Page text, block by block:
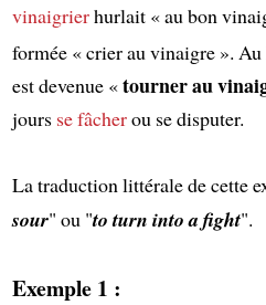
vinaigrierhurlait « au bon
formée « crier au vinaigre ».
est devenue «tourner au
jours se fâcherou se disputer.
La traduction littérale de cette
sour" ou "to turn into a fight".
Exemple 1 :